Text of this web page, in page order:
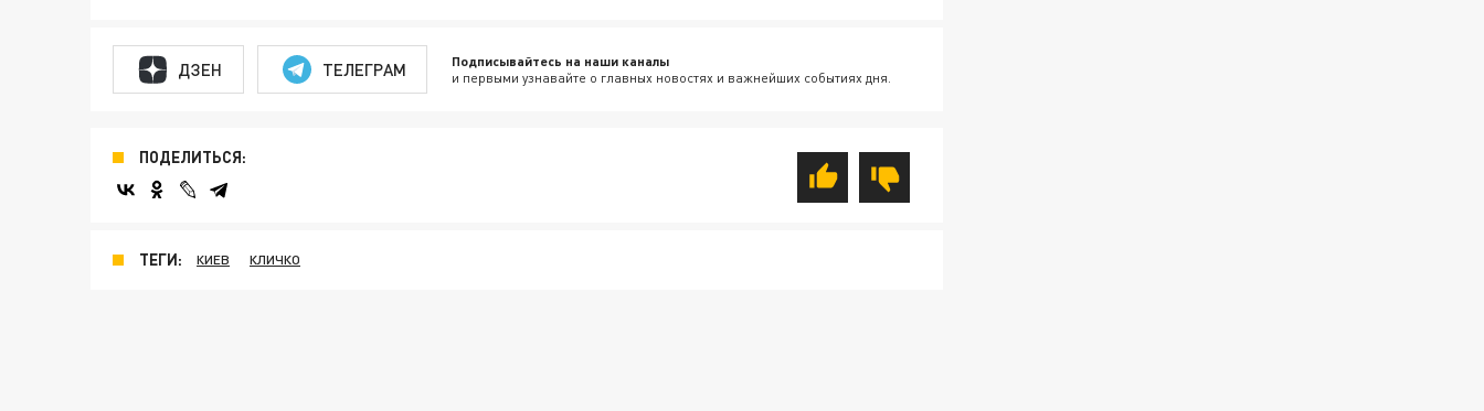
ДЗЕН ТЕЛЕГРАМ Подписывайтесь на наши каналы
и первыми узнавайте о главных новостях и важнейших событиях дня.
ПОДЕЛИТЬСЯ:
ТЕГИ: КИЕВ КЛИЧКО